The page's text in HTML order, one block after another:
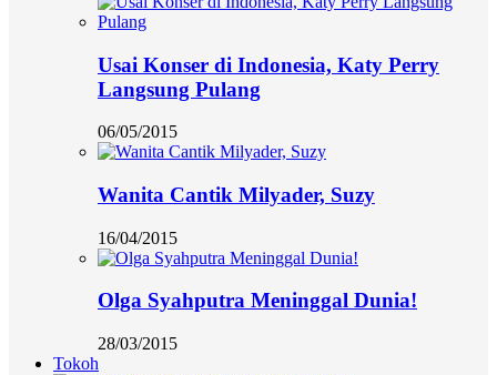
Usai Konser di Indonesia, Katy Perry
Langsung Pulang
06/05/2015
Wanita Cantik Milyader, Suzy
16/04/2015
Olga Syahputra Meninggal Dunia!
28/03/2015
Tokoh